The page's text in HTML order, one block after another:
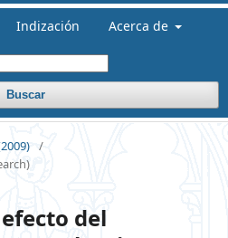
Indización Acerca de
Buscar
/
del